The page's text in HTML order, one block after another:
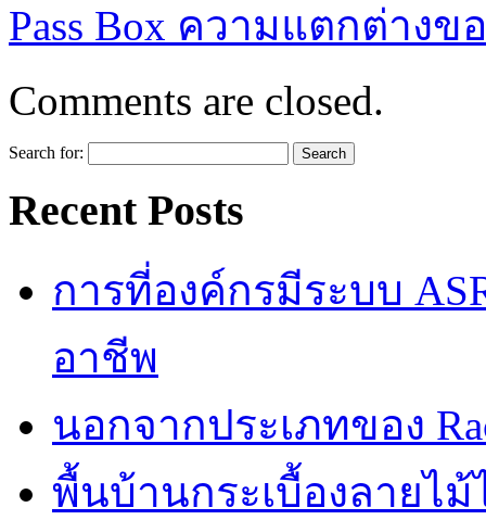
Pass Box ความแตกต่างข
Comments are closed.
Search for:
Recent Posts
การที่องค์กรมีระบบ
อาชีพ
นอกจากประเภทของ
พื้นบ้านกระเบื้องลายไ